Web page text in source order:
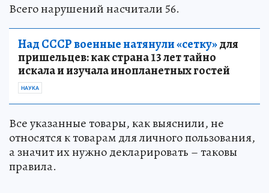
Всего нарушений насчитали 56.
Над СССР военные натянули «сетку»для
пришельцев: как страна 13 лет тайно
искала и изучала инопланетных гостей
НАУКА
Все указанные товары, как выяснили, не
относятся к товарам для личного пользования,
а значит их нужно декларировать – таковы
правила.